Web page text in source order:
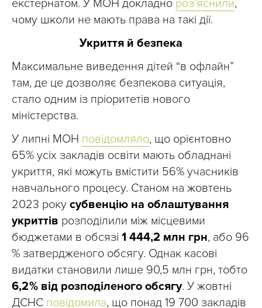
екстернатом. У МОН докладно роз’яснили,
чому школи не мають права на такі дії.
Укриття й безпека
Максимальне виведення дітей “в офлайн”
там, де це дозволяє безпекова ситуація,
стало одним із пріоритетів нового
міністерства.
У липні МОН повідомляло, що орієнтовно
65% усіх закладів освіти мають обладнані
укриття, які можуть вмістити 56% учасників
навчального процесу. Станом на жовтень
2023 року субвенцію на облаштування
укриттів розподілили між місцевими
бюджетами в обсязі 1 444,2 млн грн, або 96
% затвердженого обсягу. Однак касові
видатки становили лише 90,5 млн грн, тобто
6,2 % від розподіленого обсягу. У жовтні
ДСНС повідомила, що понад 19 700 закладів